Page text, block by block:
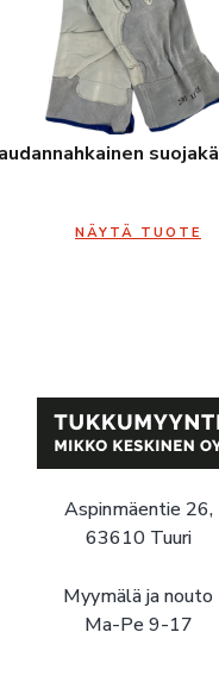
NÄYTÄ TUOTE
Aspinmäentie 26,
63610 Tuuri
Myymälä ja nouto
Ma-Pe 9-17